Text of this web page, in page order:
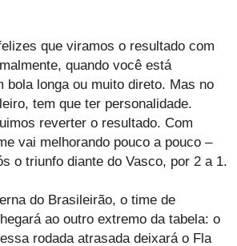
que viramos o resultado com
quando você está
bola longa ou muito direto. Mas no
tem que ter personalidade.
reverter o resultado. Com
vai melhorando pouco a pouco –
o triunfo diante do Vasco, por 2 a 1.
do Brasileirão, o time de
ao outro extremo da tabela: o
rodada atrasada deixará o Fla